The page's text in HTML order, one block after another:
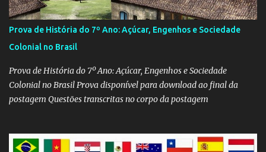
Prova de História do 7º Ano: Açúcar, Engenhos e Sociedade
Colonial no Brasil
Prova de História do 7º Ano: Açúcar, Engenhos e Sociedade
Colonial no Brasil Prova disponível para download ao final da
postagem Questões transcritas no corpo da postagem